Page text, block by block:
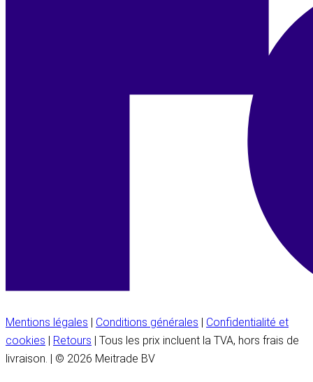
Mentions légales | Conditions générales | Confidentialité et
cookies | Retours | Tous les prix incluent la TVA, hors frais de
livraison. | © 2026 Meitrade BV